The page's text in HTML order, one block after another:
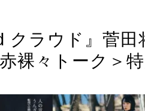
クラウド』菅田
裸々トーク＞